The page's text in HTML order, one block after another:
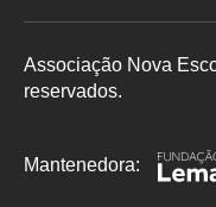
Facebook
Twitter
Associação Nova
reservados.
Mantenedora: